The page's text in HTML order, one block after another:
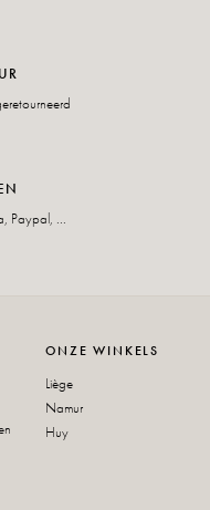
Paypal, ...
ONZE WINKELS
Liège
Namur
Huy